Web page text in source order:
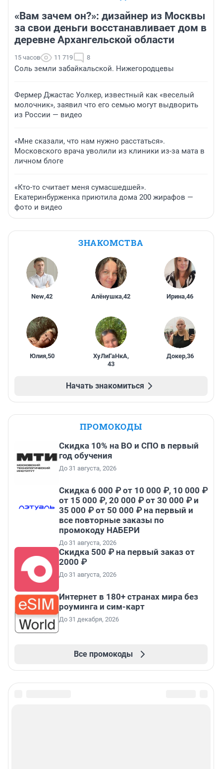
«Вам зачем он?»: дизайнер из Москвы
за свои деньги восстанавливает дом в
деревне Архангельской области
15 часов 11 719 8
Соль земли забайкальской. Нижегородцевы
Фермер Джастас Уолкер, известный как «веселый
молочник», заявил что его семью могут выдворить
из России — видео
«Мне сказали, что нам нужно расстаться».
Московского врача уволили из клиники из-за мата в
личном блоге
«Кто-то считает меня сумасшедшей».
Екатеринбурженка приютила дома 200 жирафов —
фото и видео
ЗНАКОМСТВА
New,42 Алёнушка,42 Ирина,46
Юлия,50 ХуЛиГаНкА,
43
Докер,36
Начать знакомиться
ПРОМОКОДЫ
Скидка 10% на ВО и СПО в первый
год обучения
До 31 августа, 2026
Скидка 6 000 ₽ от 10 000 ₽, 10 000 ₽
от 15 000 ₽, 20 000 ₽ от 30 000 ₽ и
35 000 ₽ от 50 000 ₽ на первый и
все повторные заказы по
промокоду НАБЕРИ
До 31 августа, 2026
Скидка 500 ₽ на первый заказ от
2000 ₽
До 31 августа, 2026
Интернет в 180+ странах мира без
роуминга и сим-карт
До 31 декабря, 2026
Все промокоды